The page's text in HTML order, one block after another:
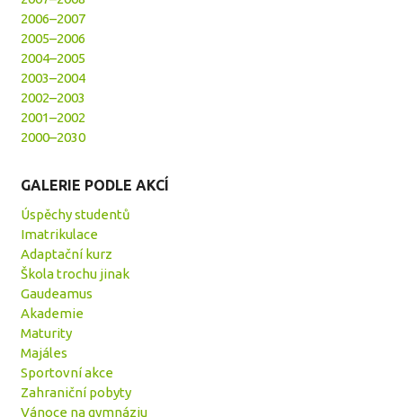
2006–2007
2005–2006
2004–2005
2003–2004
2002–2003
2001–2002
2000–2030
GALERIE PODLE AKCÍ
Úspěchy studentů
Imatrikulace
Adaptační kurz
Škola trochu jinak
Gaudeamus
Akademie
Maturity
Majáles
Sportovní akce
Zahraniční pobyty
Vánoce na gymnáziu